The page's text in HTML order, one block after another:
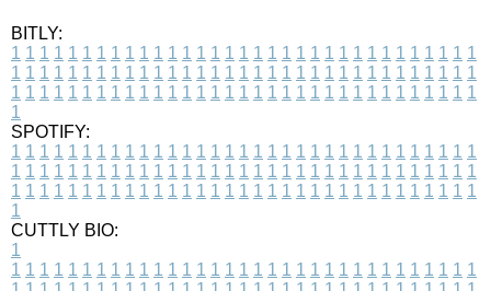
BITLY:
1 1 1 1 1 1 1 1 1 1 1 1 1 1 1 1 1 1 1 1 1 1 1 1 1 1 1 1 1 1 1 1 1
1 1 1 1 1 1 1 1 1 1 1 1 1 1 1 1 1 1 1 1 1 1 1 1 1 1 1 1 1 1 1 1 1
1 1 1 1 1 1 1 1 1 1 1 1 1 1 1 1 1 1 1 1 1 1 1 1 1 1 1 1 1 1 1 1 1
1
SPOTIFY:
1 1 1 1 1 1 1 1 1 1 1 1 1 1 1 1 1 1 1 1 1 1 1 1 1 1 1 1 1 1 1 1 1
1 1 1 1 1 1 1 1 1 1 1 1 1 1 1 1 1 1 1 1 1 1 1 1 1 1 1 1 1 1 1 1 1
1 1 1 1 1 1 1 1 1 1 1 1 1 1 1 1 1 1 1 1 1 1 1 1 1 1 1 1 1 1 1 1 1
1
CUTTLY BIO:
1
1 1 1 1 1 1 1 1 1 1 1 1 1 1 1 1 1 1 1 1 1 1 1 1 1 1 1 1 1 1 1 1 1